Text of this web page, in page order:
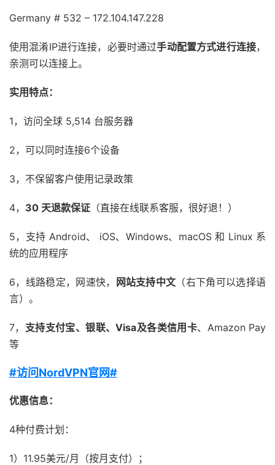
Germany # 532 – 172.104.147.228
使用混淆IP进行连接，必要时通过手动配置方式进行连接，
亲测可以连接上。
实用特点：
1，访问全球 5,514 台服务器
2，可以同时连接6个设备
3，不保留客户使用记录政策
4， 30 天退款保证 （直接在线联系客服，很好退！）
5，支持 Android、 iOS、Windows、macOS 和 Linux 系
统的应用程序
6，线路稳定，网速快， 网站支持中文 （右下角可以选择语
言）。
7， 支持支付宝、银联、Visa及各类信用卡、Amazon Pay
等
#访问NordVPN官网#
优惠信息：
4种付费计划：
1）11.95美元/月（按月支付）；